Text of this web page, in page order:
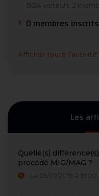
5624 visiteurs 2
0 membres
Afficher toute l'activité
Les
Quelle(s)
procédé MIG/MAG ?
Le 25/07/2019 à 19:00